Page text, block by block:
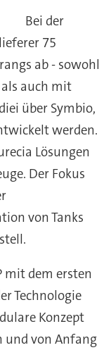
Bei der
75
ab - sowohl
auch mit
über Symbio,
werden.
Lösungen
Der Fokus
von Tanks
mit dem ersten
Technologie
Konzept
und von Anfang